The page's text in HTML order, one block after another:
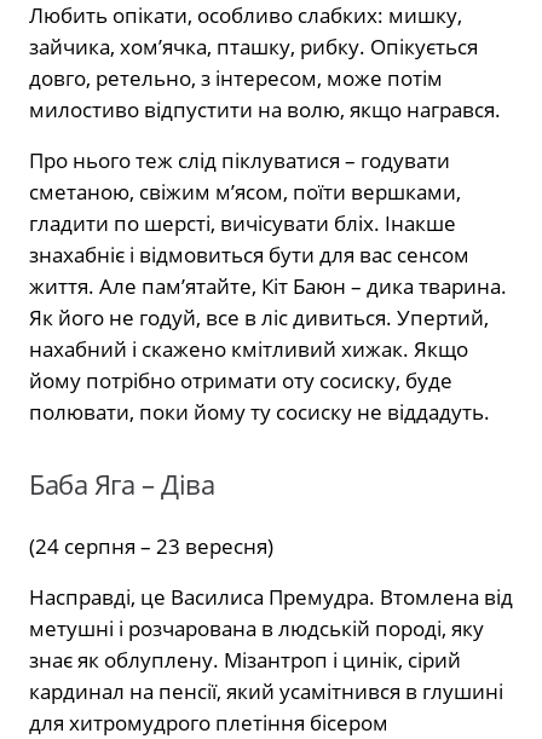
Любить опікати, особливо слабких: мишку,
зайчика, хом’ячка, пташку, рибку. Опікується
довго, ретельно, з інтересом, може потім
милостиво відпустити на волю, якщо награвся.
Про нього теж слід піклуватися – годувати
сметаною, свіжим м’ясом, поїти вершками,
гладити по шерсті, вичісувати бліх. Інакше
знахабніє і відмовиться бути для вас сенсом
життя. Але пам’ятайте, Кіт Баюн – дика тварина.
Як його не годуй, все в ліс дивиться. Упертий,
нахабний і скажено кмітливий хижак. Якщо
йому потрібно отримати оту сосиску, буде
полювати, поки йому ту сосиску не віддадуть.
Баба Яга – Діва
(24 серпня – 23 вересня)
Насправді, це Василиса Премудра. Втомлена від
метушні і розчарована в людській породі, яку
знає як облуплену. Мізантроп і цинік, сірий
кардинал на пенсії, який усамітнився в глушині
для хитромудрого плетіння бісером